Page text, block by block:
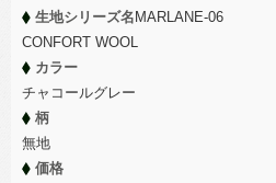
生地シリーズ名 MARLANE-06
CONFORT WOOL
カラー
チャコールグレー
柄
無地
価格